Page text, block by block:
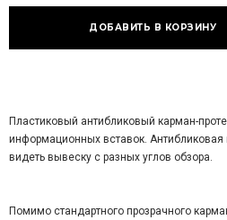
Пластиковый антибликовый карман-
информационных вставок. Антибликовая
видеть вывеску с разных углов обзора.
Помимо стандартного прозрачного